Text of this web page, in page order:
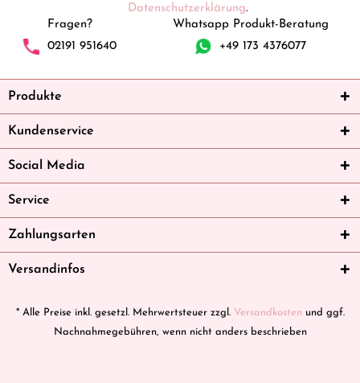
Datenschutzerklärung.
Fragen?
02191 951640
Whatsapp Produkt-Beratung
+49 173 4376077
Produkte
Kundenservice
Social Media
Service
Zahlungsarten
Versandinfos
* Alle Preise inkl. gesetzl. Mehrwertsteuer zzgl. Versandkosten und ggf.
Nachnahmegebühren, wenn nicht anders beschrieben